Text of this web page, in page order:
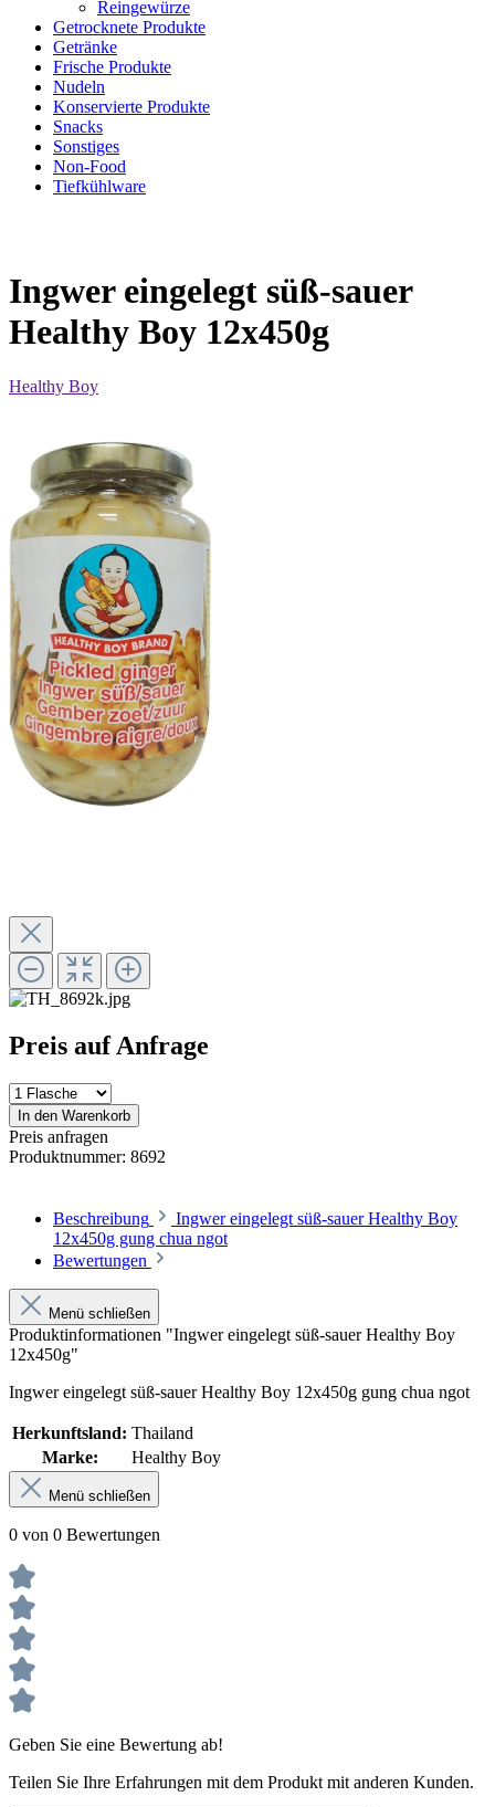
Reingewürze
Getrocknete Produkte
Getränke
Frische Produkte
Nudeln
Konservierte Produkte
Snacks
Sonstiges
Non-Food
Tiefkühlware
Ingwer eingelegt süß-sauer
Healthy Boy 12x450g
Healthy Boy
Preis auf Anfrage
In den Warenkorb
Preis anfragen
Produktnummer: 8692
Beschreibung
Ingwer eingelegt süß-sauer Healthy Boy
12x450g gung chua ngot
Bewertungen
Menü schließen
Produktinformationen "Ingwer eingelegt süß-sauer Healthy Boy
12x450g"
Ingwer eingelegt süß-sauer Healthy Boy 12x450g gung chua ngot
Herkunftsland: Thailand
Marke:
Healthy Boy
Menü schließen
0 von 0 Bewertungen
Geben Sie eine Bewertung ab!
Teilen Sie Ihre Erfahrungen mit dem Produkt mit anderen Kunden.